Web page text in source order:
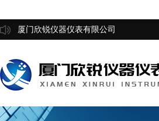
厦门欣锐仪器仪表有限公司